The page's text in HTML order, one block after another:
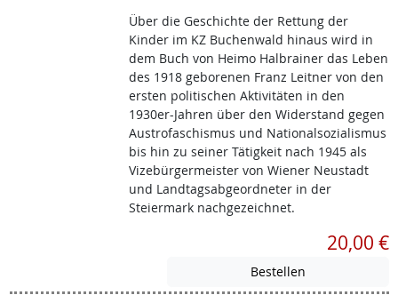
Über die Geschichte der Rettung der
Kinder im KZ Buchenwald hinaus wird in
dem Buch von Heimo Halbrainer das Leben
des 1918 geborenen Franz Leitner von den
ersten politischen Aktivitäten in den
1930er-Jahren über den Widerstand gegen
Austrofaschismus und Nationalsozialismus
bis hin zu seiner Tätigkeit nach 1945 als
Vizebürgermeister von Wiener Neustadt
und Landtagsabgeordneter in der
Steiermark nachgezeichnet.
20,00 €